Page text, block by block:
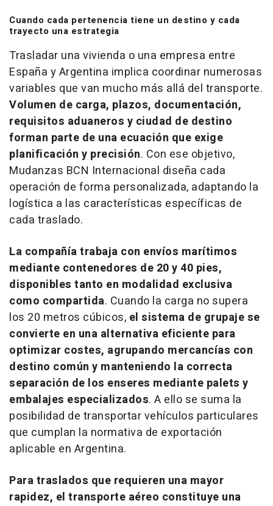
Cuando cada pertenencia tiene un destino y cada
trayecto una estrategia
Trasladar una vivienda o una empresa entre
España y Argentina implica coordinar numerosas
variables que van mucho más allá del transporte.
Volumen de carga, plazos, documentación,
requisitos aduaneros y ciudad de destino
forman parte de una ecuación que exige
planificación y precisión. Con ese objetivo,
Mudanzas BCN Internacional diseña cada
operación de forma personalizada, adaptando la
logística a las características específicas de
cada traslado.
La compañía trabaja con envíos marítimos
mediante contenedores de 20 y 40 pies,
disponibles tanto en modalidad exclusiva
como compartida. Cuando la carga no supera
los 20 metros cúbicos, el sistema de grupaje se
convierte en una alternativa eficiente para
optimizar costes, agrupando mercancías con
destino común y manteniendo la correcta
separación de los enseres mediante palets y
embalajes especializados. A ello se suma la
posibilidad de transportar vehículos particulares
que cumplan la normativa de exportación
aplicable en Argentina.
Para traslados que requieren una mayor
rapidez, el transporte aéreo constituye una